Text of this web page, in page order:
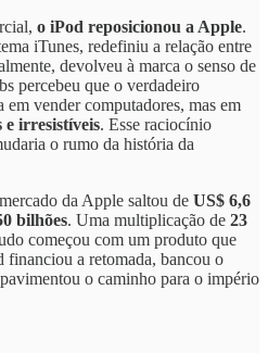
o iPod reposicionou a Apple.
iTunes, redefiniu a relação entre
devolveu à marca o senso de
percebeu que o verdadeiro
vender computadores, mas em
irresistíveis. Esse raciocínio
o rumo da história da
da Apple saltou de US$ 6,6
bilhões. Uma multiplicação de 23
começou com um produto que
financiou a retomada, bancou o
o caminho para o império